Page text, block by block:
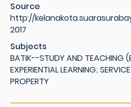
Source
http://
2017
Subjects
BATIK--STUDY AND TEACHING
EXPERIENTIAL LEARNING;
PROPERTY